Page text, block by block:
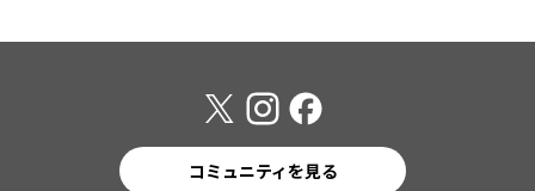
コミュニティを見る